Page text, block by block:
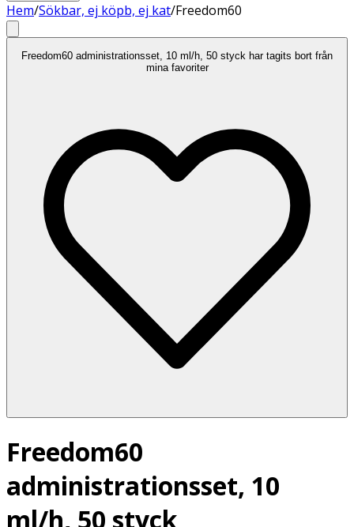
Hem/Sökbar, ej köpb, ej kat/Freedom60
Freedom60 administrationsset, 10 ml/h, 50 styck har tagits bort från
mina favoriter
Freedom60
administrationsset, 10
ml/h, 50 styck